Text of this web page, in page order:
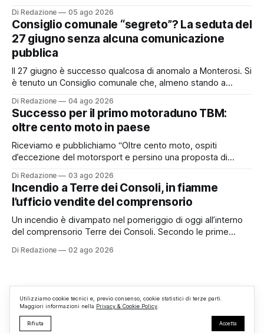
possibile adesione del Comune alla cosiddetta
“rottamazione quinquies” dei carichi affidati all’Agente della
Riscossione. Prima, però, c’è un tema politico che merita
Di Redazione 05 ago 2026
Consiglio comunale “segreto”? La seduta del
27 giugno senza alcuna comunicazione
pubblica
Il 27 giugno è successo qualcosa di anomalo a Monterosi. Si
è tenuto un Consiglio comunale che, almeno stando a
pubblicamente comunicato ai cittadini attraverso l’Albo
Pretorio. Un’anomalia che merita spiegazioni. Il Consiglio
comunale è, per sua natura, un’assemblea
Di Redazione 04 ago 2026
Successo per il primo motoraduno TBM:
oltre cento moto in paese
Riceviamo e pubblichiamo “Oltre cento moto, ospiti
d’eccezione del motorsport e persino una proposta di
organizzato da TBM a Monterosi, un evento che ha
superato le aspettative degli organizzatori richiamando
appassionati delle due ruote da tutto il Lazio e dalle regioni
limitrofe. Per
Di Redazione 03 ago 2026
Incendio a Terre dei Consoli, in fiamme
l’ufficio vendite del comprensorio
Un incendio è divampato nel pomeriggio di oggi all’interno
del comprensorio Terre dei Consoli. Secondo le prime
struttura adibita a ufficio vendite. Sul posto sono intervenuti
Di Redazione 02 ago 2026
Utilizziamo cookie tecnici e, previo consenso, cookie statistici di terze parti.
Maggiori informazioni nella Privacy & Cookie Policy
Rifiuta Accetta